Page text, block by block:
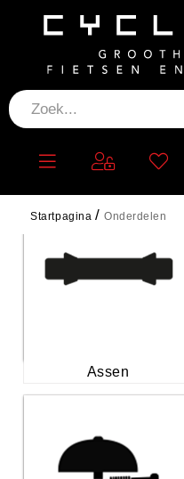
Startpagina Onderdelen
Assen